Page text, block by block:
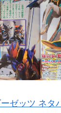
ゼッツ ネタ